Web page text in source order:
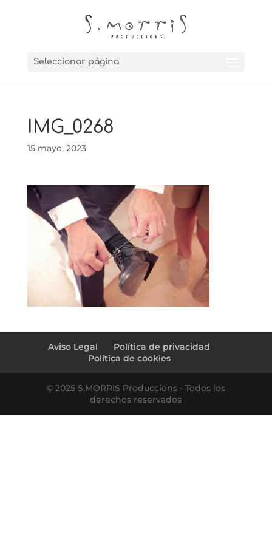
Seleccionar página
IMG_0268
15 mayo, 2023
Aviso Legal
Política de privacidad
Política de cookies
© 2025 S.MORRIS Produccions - Todos los
derechos reservados